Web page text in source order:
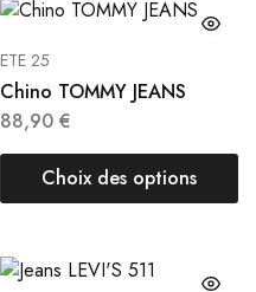
ETE 25
Chino TOMMY JEANS
88,90 €
Choix des options